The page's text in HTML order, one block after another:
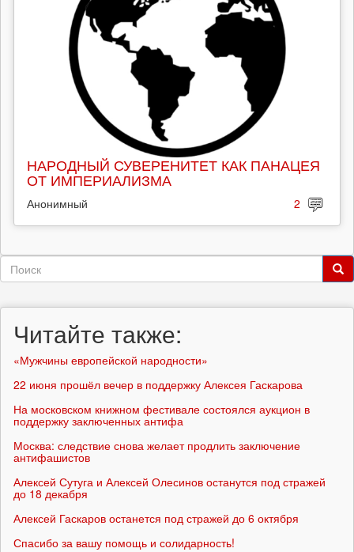
НАРОДНЫЙ СУВЕРЕНИТЕТ КАК ПАНАЦЕЯ
ОТ ИМПЕРИАЛИЗМА
Анонимный 2
Форма
Читайте также:
«Мужчины европейской народности»
22 июня прошёл вечер в поддержку Алексея Гаскарова
На московском книжном фестивале состоялся аукцион в
поддержку заключенных антифа
Москва: следствие снова желает продлить заключение
антифашистов
Алексей Сутуга и Алексей Олесинов останутся под стражей
до 18 декабря
Алексей Гаскаров останется под стражей до 6 октября
Спасибо за вашу помощь и солидарность!